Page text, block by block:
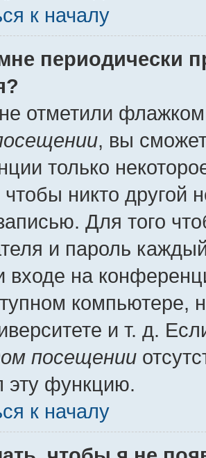
к началу
периодически
отметили
, вы
только
чтобы никто другой
Для того
и пароль
входе на
компьютере,
и т. д.
посещении
эту функцию.
к началу